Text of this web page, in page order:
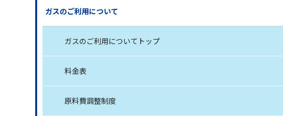
ガスのご利用について
ガスのご利用についてトップ
料金表
原料費調整制度